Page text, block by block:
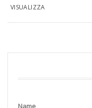
VISUALIZZA
Name